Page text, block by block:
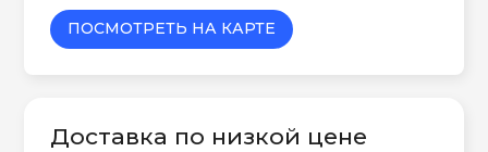
ПОСМОТРЕТЬ НА КАРТЕ
Доставка по низкой цене